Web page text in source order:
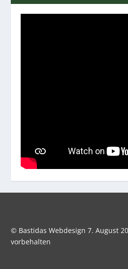
© Bastidas Webdesign 7. August
vorbehalten